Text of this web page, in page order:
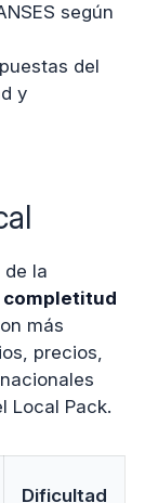
según
del
y
de la
completitud
más
precios,
Local Pack.
Dificultad